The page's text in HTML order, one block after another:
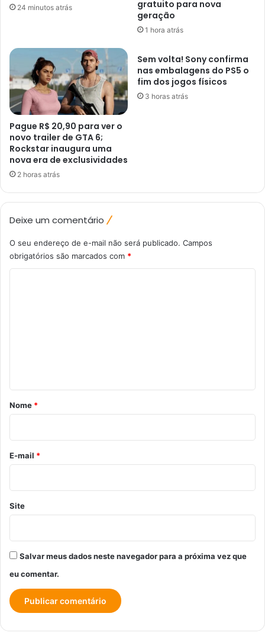
24 minutos atrás
gratuito para nova
geração
1 hora atrás
Pague R$ 20,90 para ver o
novo trailer de GTA 6;
Rockstar inaugura uma
nova era de exclusividades
2 horas atrás
Sem volta! Sony confirma
nas embalagens do PS5 o
fim dos jogos físicos
3 horas atrás
Deixe um comentário
O seu endereço de e-mail não será publicado. Campos
obrigatórios são marcados com *
r
o
*
Nome *
E-mail *
Site
Salvar meus dados neste navegador para a próxima vez que
eu comentar.